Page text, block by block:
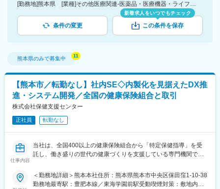
[勤務地]熊本県 [業種]その他医療関連-医薬品・医療機器・ライフサイエンス・医療系サービス [詳細条件](待遇・福利厚生)固定給25万円以上
条件の変更
新着求人をいつでもチェック
この条件を保存
熊本県のみで募集中
【熊本市／転勤なし】社内SE◇内製化を見据えたDX推
進・システム開発／全国の健康保険組合と取引
株式会社保健支援センター
正社員 転勤なし
仕事内容
当社は、全国400以上の健康保険組合から「特定保健指導」を受
託し、働き盛りの世代の健康づくりを支援している専門機関で
進を担い、以下のような具体的業務を行っていただきます。
＜勤務地詳細＞熊本本社住所：熊本県熊本市中央区保田窪1-10-38
勤務地最寄駅：豊肥本線／東海学園前駅受動喫煙対策：敷地内全